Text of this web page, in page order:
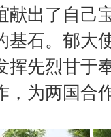
献出了自己
基石。郁大
挥先烈甘于
，为两国合